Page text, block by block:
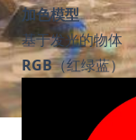
加色模型
基于发光的物体
RGB（红绿蓝）